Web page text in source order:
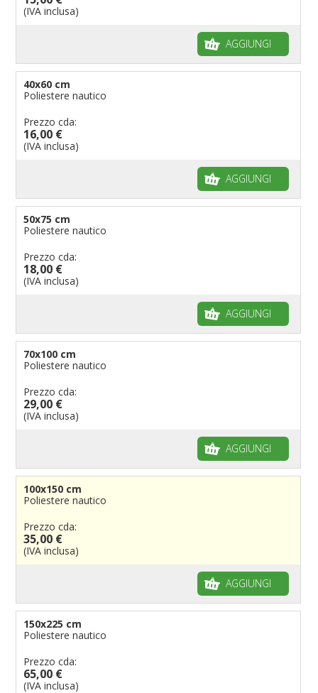
Bandiere per riserve naturali e parchi
Bandiere Militari e della Marina
pennoni per bandiere
(IVA inclusa)
AGGIUNGI
40x60 cm
Poliestere nautico
Prezzo cda:
16,00 €
(IVA inclusa)
AGGIUNGI
50x75 cm
Poliestere nautico
Prezzo cda:
18,00 €
(IVA inclusa)
AGGIUNGI
70x100 cm
Poliestere nautico
Prezzo cda:
29,00 €
(IVA inclusa)
AGGIUNGI
100x150 cm
Poliestere nautico
Prezzo cda:
35,00 €
(IVA inclusa)
AGGIUNGI
150x225 cm
Poliestere nautico
Prezzo cda:
65,00 €
(IVA inclusa)